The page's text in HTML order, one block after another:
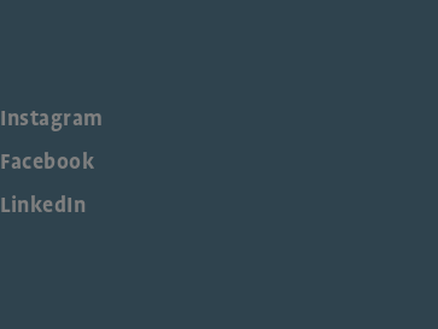
Instagram
Facebook
LinkedIn